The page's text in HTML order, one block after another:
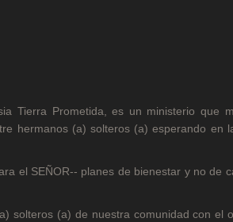
Tierra Prometida, es un ministerio que
hermanos (a) solteros (a) esperando en
el SEÑOR-- planes de bienestar y no de
solteros (a) de nuestra comunidad con el